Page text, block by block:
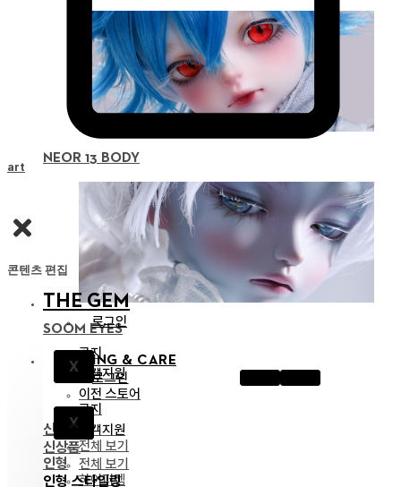
NEOR 13 BODY
SOOM EYES
STYLING & CARE
로그인
X
공지
고객지원
신상품
전체 보기
인형 스타일링
콘텐츠 편집
THE GEM
로그인
X
공지
고객지원
이전 스토어
신상품
전체 보기
인형
하이퍼젬